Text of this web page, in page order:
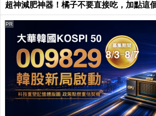
超神減肥神器！橘子不要直接吃，加點這
PR